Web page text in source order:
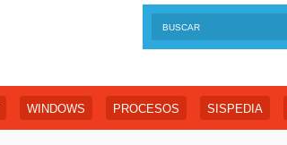
WINDOWS PROCESOS SISPEDIA